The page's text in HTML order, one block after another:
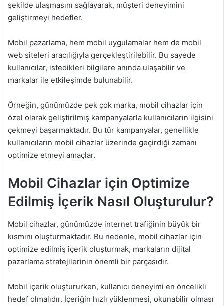
şekilde ulaşmasını sağlayarak, müşteri deneyimini
geliştirmeyi hedefler.
Mobil pazarlama, hem mobil uygulamalar hem de mobil
web siteleri aracılığıyla gerçekleştirilebilir. Bu sayede
kullanıcılar, istedikleri bilgilere anında ulaşabilir ve
markalar ile etkileşimde bulunabilir.
Örneğin, günümüzde pek çok marka, mobil cihazlar için
özel olarak geliştirilmiş kampanyalarla kullanıcıların ilgisini
çekmeyi başarmaktadır. Bu tür kampanyalar, genellikle
kullanıcıların mobil cihazlar üzerinde geçirdiği zamanı
optimize etmeyi amaçlar.
Mobil Cihazlar için Optimize
Edilmiş İçerik Nasıl Oluşturulur?
Mobil cihazlar, günümüzde internet trafiğinin büyük bir
kısmını oluşturmaktadır. Bu nedenle, mobil cihazlar için
optimize edilmiş içerik oluşturmak, markaların dijital
pazarlama stratejilerinin önemli bir parçasıdır.
Mobil içerik oluştururken, kullanıcı deneyimi en öncelikli
hedef olmalıdır. İçeriğin hızlı yüklenmesi, okunabilir olması